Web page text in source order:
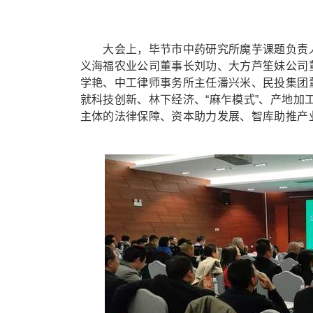
大会上，毕节市中药研究所魔芋课题负责
义海福农业公司董事长刘功、大方芦笙妹公
学艳、中工律师事务所主任潘兴米、民投集
就科技创新、林下经济、“麻乍模式”、产地
主体的法律保障、资本助力发展、智库助推